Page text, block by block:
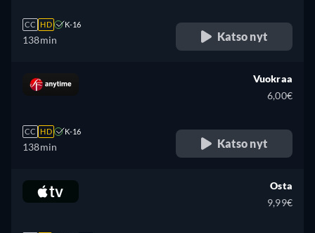
CC HD K-16
138min Katso nyt
CC HD K-16
138min
Vuokraa
6,00€
Katso nyt
Osta
9,99€